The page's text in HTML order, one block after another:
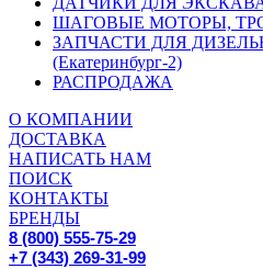
ШАГОВЫЕ МОТОРЫ,
ЗАПЧАСТИ ДЛЯ
(Екатеринбург-2)
РАСПРОДАЖА
О КОМПАНИИ
ДОСТАВКА
НАПИСАТЬ НАМ
ПОИСК
КОНТАКТЫ
БРЕНДЫ
8 (800) 555-75-29
+7 (343) 269-31-99